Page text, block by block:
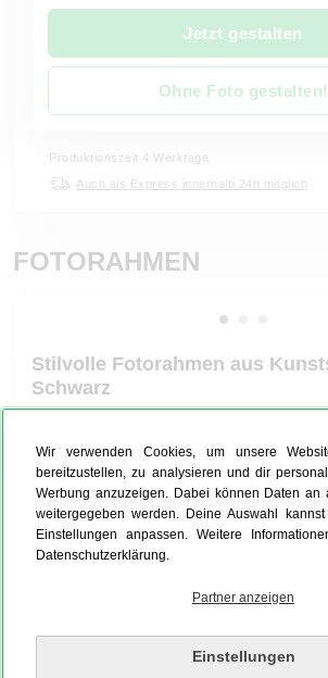
Wir verwenden Cookies, um unsere
bereitzustellen, zu analysieren und dir
Werbung anzuzeigen. Dabei können Daten an
weitergegeben werden. Deine Auswahl
Einstellungen anpassen. Weitere
Datenschutzerklärung.
Partner anzeigen
Einstellungen
Jetzt gestalten
Ohne Foto gestalten!
Produktionszeit 4 Werktage
Auch als Express innerhalb 24h möglich
FOTORAHMEN
Stilvolle Fotorahmen aus
Schwarz
Material:Poster
Kunststoff Schwarz